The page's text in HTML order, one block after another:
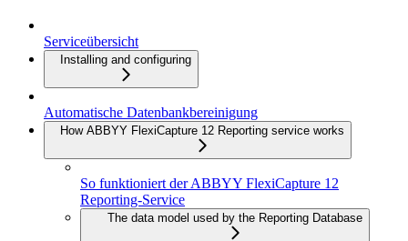
Serviceübersicht
Installing and configuring
Automatische Datenbankbereinigung
How ABBYY FlexiCapture 12 Reporting service works
So funktioniert der ABBYY FlexiCapture 12
Reporting-Service
The data model used by the Reporting Database